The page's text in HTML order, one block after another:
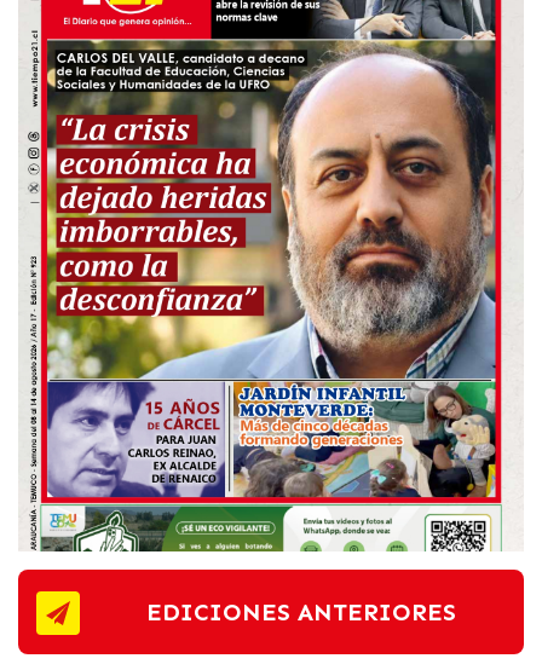
EDICIONES ANTERIORES